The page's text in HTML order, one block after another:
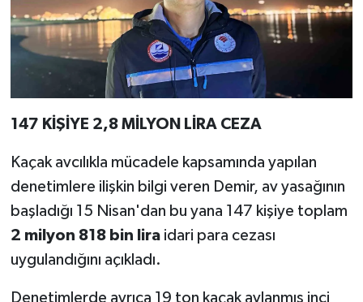
147 KİŞİYE 2,8 MİLYON LİRA CEZA
Kaçak avcılıkla mücadele kapsamında yapılan
denetimlere ilişkin bilgi veren Demir, av yasağının
başladığı 15 Nisan'dan bu yana 147 kişiye toplam
2 milyon 818 bin liraidari para cezası
uygulandığını açıkladı.
Denetimlerde ayrıca 19 ton kaçak avlanmış inci